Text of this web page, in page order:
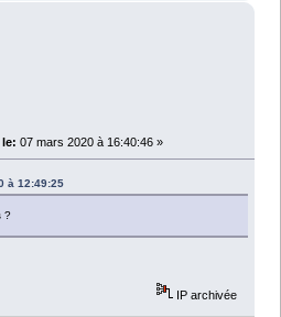
le: 07 mars 2020 à 16:40:46 »
à 12:49:25
?
IP archivée